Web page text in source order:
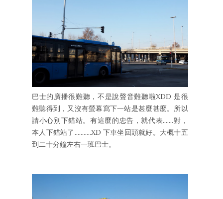
巴士的廣播很難聽，不是說聲音難聽啦XDD 是很
難聽得到，又沒有螢幕寫下一站是甚麼甚麼。所以
請小心別下錯站。有這麼的忠告，就代表.......對，
本人下錯站了...........XD 下車坐回頭就好。大概十五
到二十分鐘左右一班巴士。